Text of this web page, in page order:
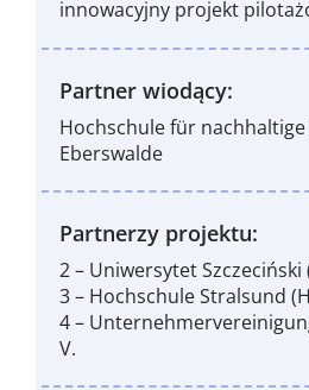
innowacyjny projekt
Partner wiodący:
Hochschule für
Eberswalde
Partnerzy projektu:
2 – Uniwersytet Szczeciński
3 – Hochschule Stralsund
4 –
V.